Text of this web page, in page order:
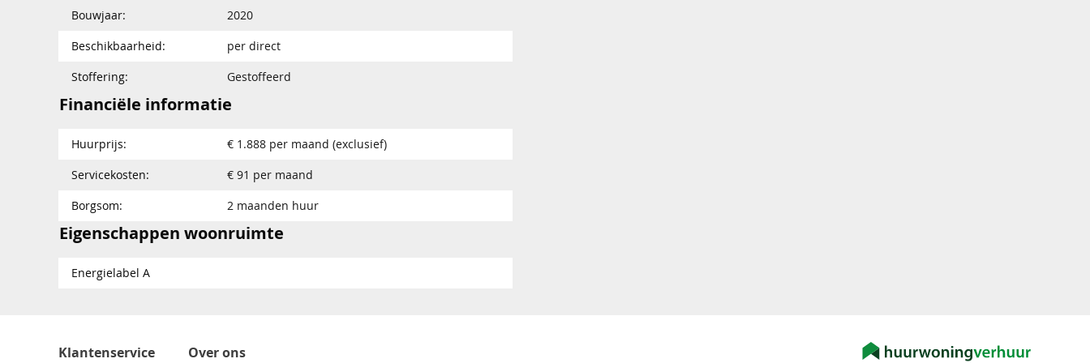
Bouwjaar:
2020
Beschikbaarheid:
per direct
Stoffering:
Gestoffeerd
Financiële informatie
Huurprijs:
€ 1.888 per maand (exclusief)
Servicekosten:
€ 91 per maand
Borgsom:
2 maanden huur
Eigenschappen woonruimte
Energielabel A
Klantenservice Over ons